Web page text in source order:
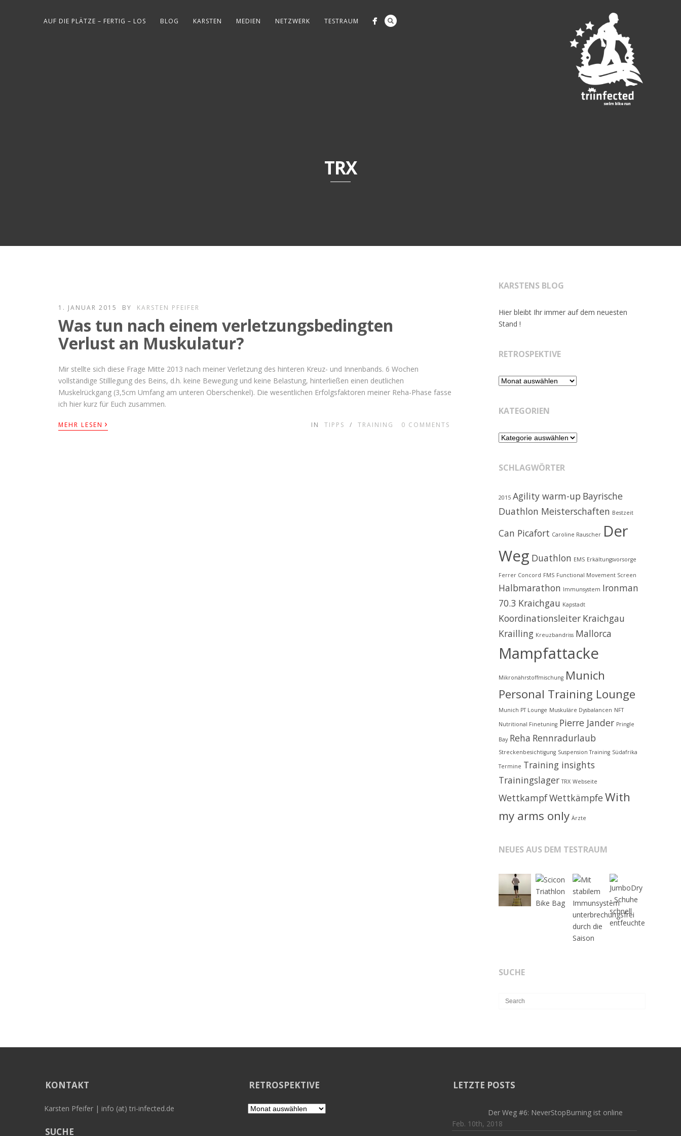
AUF DIE PLÄTZE – FERTIG – LOS BLOG KARSTEN MEDIEN NETZWERK TESTRAUM
TRX
1. JANUAR 2015 BY KARSTEN PFEIFER
Was tun nach einem verletzungsbedingten
Verlust an Muskulatur?
Mir stellte sich diese Frage Mitte 2013 nach meiner Verletzung des hinteren Kreuz- und Innenbands. 6 Wochen
vollständige Stilllegung des Beins, d.h. keine Bewegung und keine Belastung, hinterließen einen deutlichen
Muskelrückgang (3,5cm Umfang am unteren Oberschenkel). Die wesentlichen Erfolgsfaktoren meiner Reha-Phase fasse
ich hier kurz für Euch zusammen.
MEHR LESEN › IN TIPPS / TRAINING 0 COMMENTS
KARSTENS BLOG
Hier bleibt Ihr immer auf dem neuesten
Stand !
RETROSPEKTIVE
Retrospektive
KATEGORIEN
Kategorien
SCHLAGWÖRTER
2015 Agility warm-up Bayrische
Duathlon Meisterschaften Bestzeit
Can Picafort Caroline Rauscher Der
Weg Duathlon EMS Erkältungsvorsorge
Ferrer Concord FMS Functional Movement Screen
Halbmarathon Immunsystem Ironman
70.3 Kraichgau Kapstadt
Koordinationsleiter Kraichgau
Krailling Kreuzbandriss Mallorca
Mampfattacke
Mikronährstoffmischung Munich
Personal Training Lounge
Munich PT Lounge Muskuläre Dysbalancen NFT
Nutritional Finetuning Pierre Jander Pringle
Bay Reha Rennradurlaub
Streckenbesichtigung Suspension Training Südafrika
Termine Training insights
Trainingslager TRX Webseite
WettkampfWettkämpfeWith
my arms only Ärzte
NEUES AUS DEM TESTRAUM
SUCHE
KONTAKT
Karsten Pfeifer | info (at) tri-infected.de
SUCHE
RETROSPEKTIVE
Retrospektive
LETZTE POSTS
Der Weg #6: NeverStopBurning ist online
Feb. 10th, 2018